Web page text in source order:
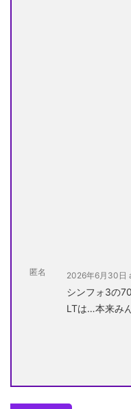
匿名 2026年6月30日
シンフォ3の
LTは…本来み